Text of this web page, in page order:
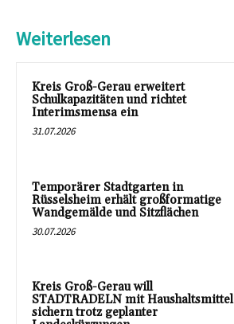
Weiterlesen
Kreis Groß-Gerau erweitert
Schulkapazitäten und richtet
Interimsmensa ein
31.07.2026
Temporärer Stadtgarten in
Rüsselsheim erhält großformatige
Wandgemälde und Sitzflächen
30.07.2026
Kreis Groß-Gerau will
STADTRADELN mit Haushaltsmittel
sichern trotz geplanter